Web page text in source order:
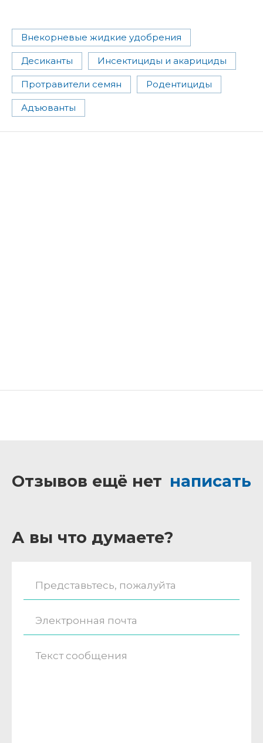
Внекорневые жидкие удобрения
Десиканты Инсектициды и акарициды
Протравители семян Родентициды
Адъюванты
Отзывов ещё нет написать
А вы что думаете?